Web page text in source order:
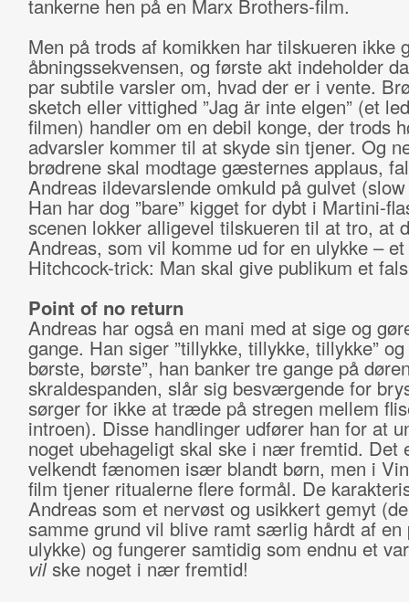
tankerne hen på en Marx Brothers-film.
Men på trods af komikken har tilskueren ikke
åbningssekvensen, og første akt indeholder
par subtile varsler om, hvad der er i vente.
sketch eller vittighed ”Jag är inte elgen” (et
filmen) handler om en debil konge, der trods
advarsler kommer til at skyde sin tjener. Og
brødrene skal modtage gæsternes applaus,
Andreas ildevarslende omkuld på gulvet
Han har dog ”bare” kigget for dybt i Martini-
scenen lokker alligevel tilskueren til at tro, at
Andreas, som vil komme ud for en ulykke –
Hitchcock-trick: Man skal give publikum et
Point of no return
Andreas har også en mani med at sige og
gange. Han siger ”tillykke, tillykke, tillykke” og
børste, børste”, han banker tre gange på
skraldespanden, slår sig besværgende for
sørger for ikke at træde på stregen mellem
introen). Disse handlinger udfører han for at
noget ubehageligt skal ske i nær fremtid. Det
velkendt fænomen især blandt børn, men i
film tjener ritualerne flere formål. De
Andreas som et nervøst og usikkert gemyt
samme grund vil blive ramt særlig hårdt af en
ulykke) og fungerer samtidig som endnu et
vilske noget i nær fremtid!